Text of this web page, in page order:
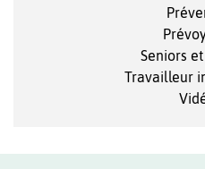
Seniors
Travailleur